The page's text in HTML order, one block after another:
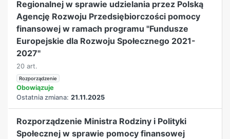
Regionalnej w sprawie udzielania przez Polską
Agencję Rozwoju Przedsiębiorczości pomocy
finansowej w ramach programu "Fundusze
Europejskie dla Rozwoju Społecznego 2021-
2027"
20 art.
Rozporządzenie
Obowiązuje
Ostatnia zmiana: 21.11.2025
Rozporządzenie Ministra Rodziny i Polityki
Społecznej w sprawie pomocy finansowej